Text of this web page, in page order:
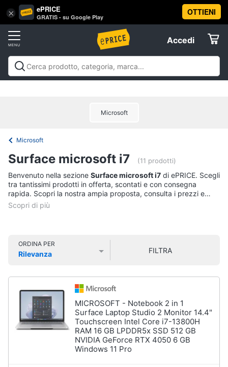
× ePRICE
GRATIS - su Google Play
OTTIENI
Accedi
Accedi
Registrati
Offerte
Tv
e
Home
Cinema
home
Audio
e
musica
Vai
al
Microsoft
Microsoft
Surface microsoft i7 (11 prodotti)
Benvenuto nella sezione Surface microsoft i7 di ePRICE. Scegli
tra tantissimi prodotti in offerta, scontati e con consegna
rapida. Scopri la nostra ampia proposta, consulta i prezzi e
acquista comodamente online.
ORDINA PER
Rilevanza
FILTRA
MICROSOFT - Notebook 2 in 1
Surface Laptop Studio 2 Monitor 14.4"
Touchscreen Intel Core i7-13800H
RAM 16 GB LPDDR5x SSD 512 GB
NVIDIA GeForce RTX 4050 6 GB
Windows 11 Pro